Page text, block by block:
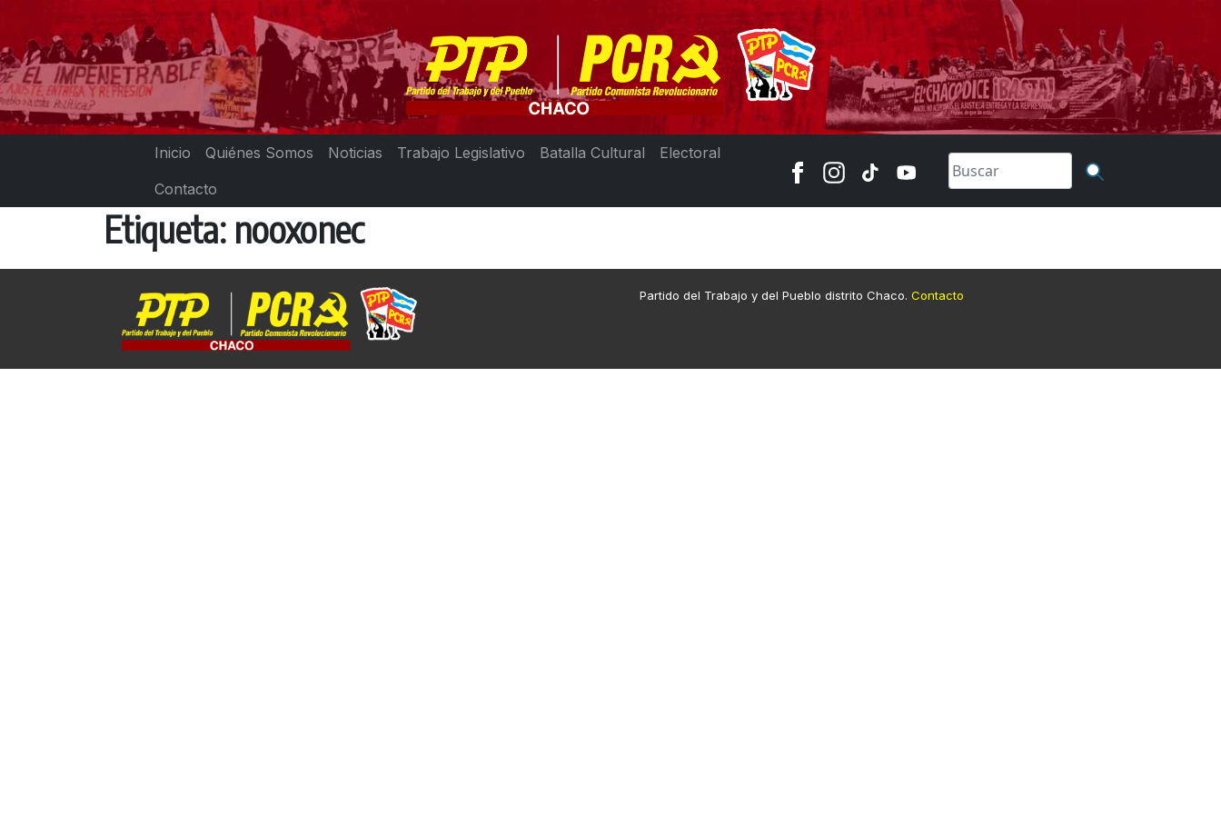
content
Inicio Quiénes Somos Noticias Trabajo Legislativo Batalla Cultural
Electoral
Contacto
Etiqueta: nooxonec
Partido del Trabajo y del Pueblo distrito Chaco. Contacto